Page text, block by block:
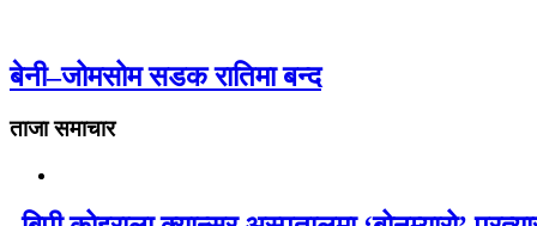
बेनी–जोमसोम सडक रातिमा बन्द
ताजा समाचार